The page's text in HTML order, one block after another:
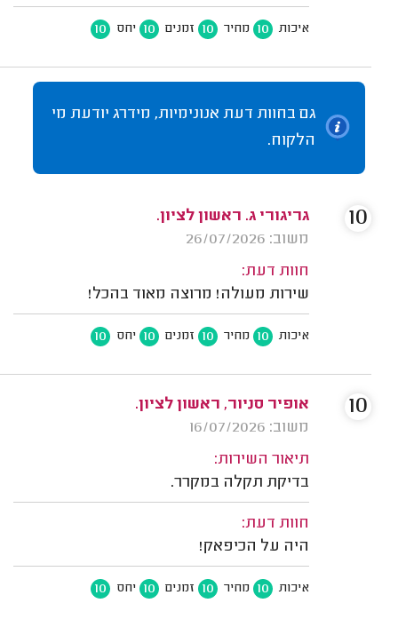
איכות 10 מחיר 10 זמנים 10 יחס 10
גם בחוות דעת אנונימיות, מידרג יודעת מי
הלקוח.
גריגורי ג. ראשון לציון.
משוב: 26/07/2026
חוות דעת:
שירות מעולה! מרוצה מאוד בהכל!
איכות 10 מחיר 10 זמנים 10 יחס 10
10
אופיר סניור, ראשון לציון.
משוב: 16/07/2026
תיאור השירות:
בדיקת תקלה במקרר.
חוות דעת:
היה על הכיפאק!
איכות 10 מחיר 10 זמנים 10 יחס 10
10